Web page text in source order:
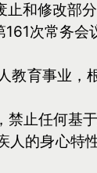
和修改部
次常务会
育事业，
止任何基于
的身心特